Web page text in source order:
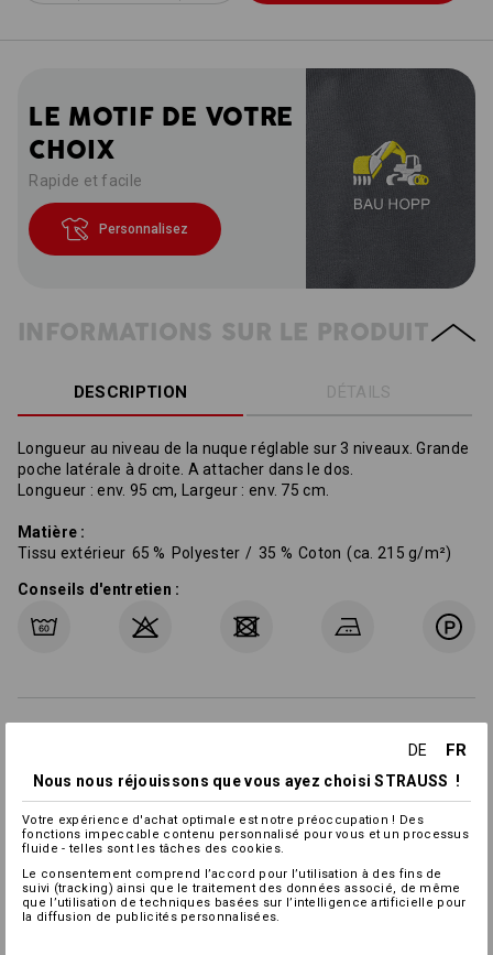
Rapide et facile
LE MOTIF DE VOTRE
CHOIX
Personnalisez
INFORMATIONS SUR LE PRODUIT
DESCRIPTION DÉTAILS
Longueur au niveau de la nuque réglable sur 3 niveaux. Grande
poche latérale à droite. A attacher dans le dos.
Longueur : env. 95 cm, Largeur : env. 75 cm.
Matière :
Tissu extérieur 65 % Polyester / 35 % Coton (ca. 215 g/m²)
Conseils d'entretien :
Personnalisation :
Concevoir soi-même
DE FR
Nous nous réjouissons que vous ayez choisi STRAUSS !
Votre expérience d'achat optimale est notre préoccupation ! Des
fonctions impeccable contenu personnalisé pour vous et un processus
fluide - telles sont les tâches des cookies.
Le consentement comprend l’accord pour l’utilisation à des fins de
suivi (tracking) ainsi que le traitement des données associé, de même
que l’utilisation de techniques basées sur l’intelligence artificielle pour
la diffusion de publicités personnalisées.